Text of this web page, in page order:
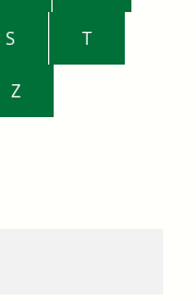
S T
Z